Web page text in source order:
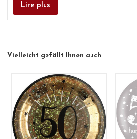
Servieren von Kuchen,
Häppchen, runden diese
Lire plus
Vielleicht gefällt Ihnen auch